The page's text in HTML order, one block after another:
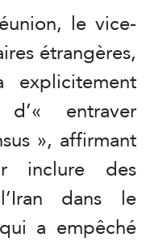
le vice-
étrangères,
explicitement
entraver
», affirmant
inclure des
dans le
a empêché